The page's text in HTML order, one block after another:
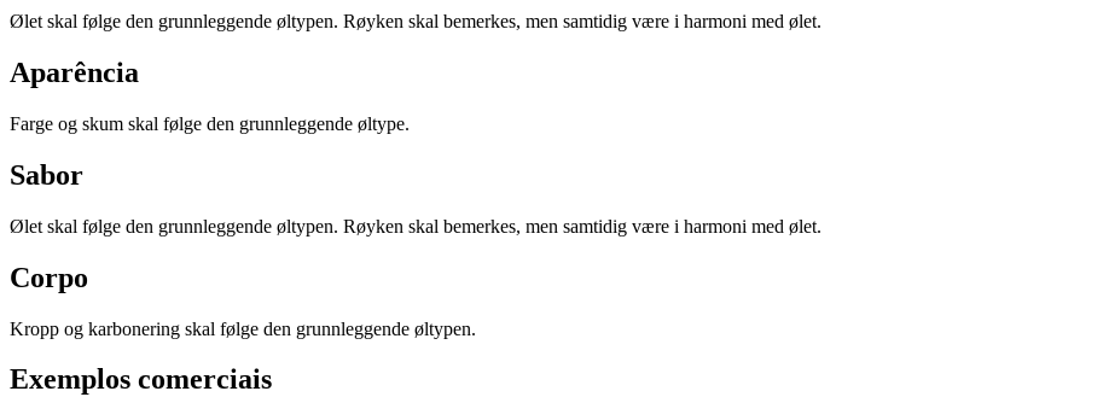
Ølet skal følge den grunnleggende øltypen. Røyken skal bemerkes, men samtidig være i harmoni med ølet.
Aparência
Farge og skum skal følge den grunnleggende øltype.
Sabor
Ølet skal følge den grunnleggende øltypen. Røyken skal bemerkes, men samtidig være i harmoni med ølet.
Corpo
Kropp og karbonering skal følge den grunnleggende øltypen.
Exemplos comerciais